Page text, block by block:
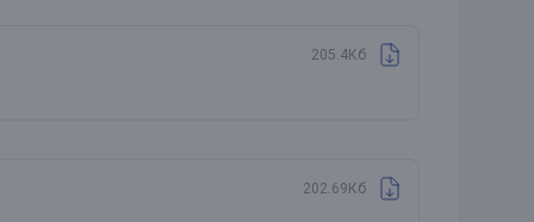
205.4Кб
202.69Кб